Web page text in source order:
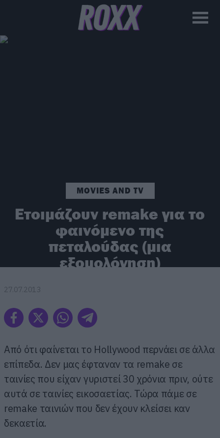
MOVIES AND TV
Ετοιμάζουν remake για το
φαινόμενο της
πεταλούδας (μια
εξομολόγηση)
27.07.2013
Από ότι φαίνεται το Hollywood περνάει σε άλλα
επίπεδα. Δεν μας έφταναν τα remake σε
ταινίες που είχαν γυριστεί 30 χρόνια πριν, ούτε
αυτά σε ταινίες εικοσαετίας. Τώρα πάμε σε
remake ταινιών που δεν έχουν κλείσει καν
δεκαετία.